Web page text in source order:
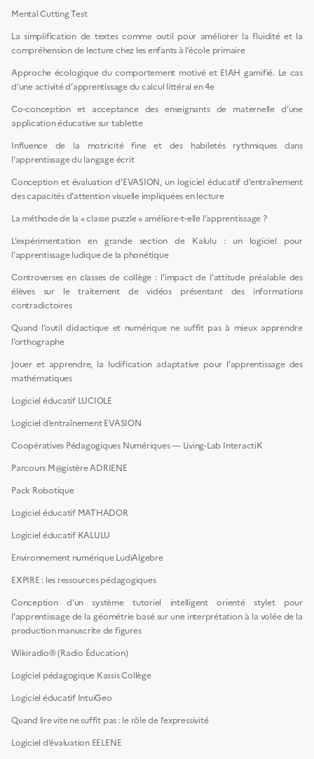
Mental Cutting Test
La simplification de textes comme outil pour améliorer la fluidité et la
compréhension de lecture chez les enfants à l’école primaire
Approche écologique du comportement motivé et EIAH gamifié. Le cas
d’une activité d’apprentissage du calcul littéral en 4e
Co-conception et acceptance des enseignants de maternelle d’une
application éducative sur tablette
Influence de la motricité fine et des habiletés rythmiques dans
l’apprentissage du langage écrit
Conception et évaluation d’EVASION, un logiciel éducatif d’entraînement
des capacités d’attention visuelle impliquées en lecture
La méthode de la « classe puzzle » améliore-t-elle l’apprentissage ?
L’expérimentation en grande section de Kalulu : un logiciel pour
l’apprentissage ludique de la phonétique
Controverses en classes de collège : l’impact de l’attitude préalable des
élèves sur le traitement de vidéos présentant des informations
contradictoires
Quand l’outil didactique et numérique ne suffit pas à mieux apprendre
l’orthographe
Jouer et apprendre, la ludification adaptative pour l’apprentissage des
mathématiques
Logiciel éducatif LUCIOLE
Logiciel d’entraînement EVASION
Coopératives Pédagogiques Numériques — Living-Lab InteractiK
Parcours M@gistère ADRIENE
Pack Robotique
Logiciel éducatif MATHADOR
Logiciel éducatif KALULU
Environnement numérique LudiAlgebre
EXPIRE : les ressources pédagogiques
Conception d’un système tutoriel intelligent orienté stylet pour
l’apprentissage de la géométrie basé sur une interprétation à la volée de la
production manuscrite de figures
Wikiradio® (Radio Éducation)
Logiciel pédagogique Kassis Collège
Logiciel éducatif IntuiGeo
Quand lire vite ne suffit pas : le rôle de l’expressivité
Logiciel d’évaluation EELENE